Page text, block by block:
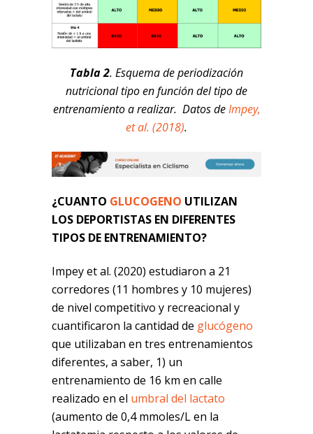
Tabla 2. Esquema de periodización
nutricional tipo en función del tipo de
entrenamiento a realizar. Datos deImpey,
et al. (2018).
¿CUANTO GLUCOGENO UTILIZAN
LOS DEPORTISTAS EN DIFERENTES
TIPOS DE ENTRENAMIENTO?
Impey et al. (2020) estudiaron a 21
corredores (11 hombres y 10 mujeres)
de nivel competitivo y recreacional y
cuantificaron la cantidad de glucógeno
que utilizaban en tres entrenamientos
diferentes, a saber, 1) un
entrenamiento de 16 km en calle
realizado en el umbral del lactato
(aumento de 0,4 mmoles/L en la